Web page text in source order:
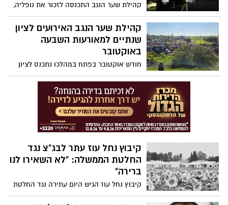
קהילת שער הנגב התכנסה לזכור את נופליה,
על רקע שובם של גלי וזיו ברמן מכפר עזה
ועמרי מירן מנחל עוז, ודרשה להשלים את
המשימה הלאומית - השבת החללים לקבורה.
קהילת שער הנגב האירועים לציון
שנתיים למאורעות השבעה
באוקטובר
חודש אוקטובר בפתח במהלכו נתכנס לציון
שנתיים למאורעות השבעה באוקטובר. זהו
חודש מורכב שמביא איתו כאב וגעגוע. יחד
כקהילה נזכור, נכאב, אך גם נמצא נקודות של
אור ותקווה. במהלך אוקטובר נקיים שורה של
אירועים בשער הנגב: טקס זיכרון מרכזי
במעמד נשיא המדינה ועוד אירועים ומפגשים,
כקהילה.
קיבוץ נחל עוז עתר לבג”צ נגד
החלטת הממשלה: “לא השאירו לנו
ברירה"
קיבוץ נחל עוז הגיש היום עתירה נגד החלטת
הממשלה להחזיר את תושביו אל תוך מציאות